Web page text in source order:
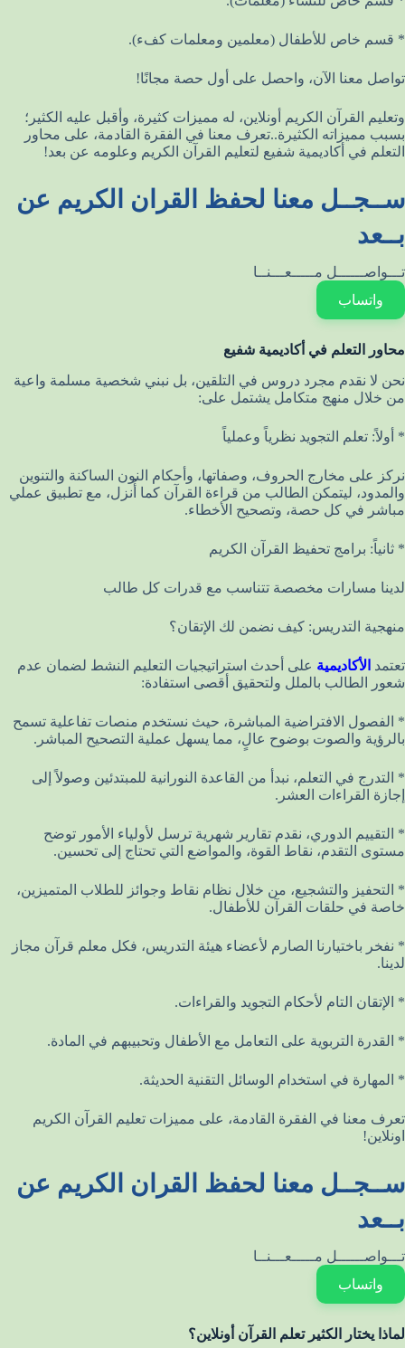
* قسم خاص للأطفال (معلمين ومعلمات كفء).
تواصل معنا الآن، واحصل على أول حصة مجانًا!
وتعليم القرآن الكريم أونلاين، له مميزات كثيرة، وأقبل عليه الكثير؛
بسبب مميزاته الكثيرة..تعرف معنا في الفقرة القادمة، على محاور
التعلم في أكاديمية شفيع لتعليم القرآن الكريم وعلومه عن بعد!
ســجــل معنا لحفظ القران الكريم عن
بــعد
تـــواصــــــل مـــــعـــنــا
واتساب
محاور التعلم في أكاديمية شفيع
نحن لا نقدم مجرد دروس في التلقين، بل نبني شخصية مسلمة واعية
من خلال منهج متكامل يشتمل على:
* أولاً: تعلم التجويد نظرياً وعملياً
نركز على مخارج الحروف، وصفاتها، وأحكام النون الساكنة والتنوين
والمدود، ليتمكن الطالب من قراءة القرآن كما أُنزل، مع تطبيق عملي
مباشر في كل حصة، وتصحيح الأخطاء.
* ثانياً: برامج تحفيظ القرآن الكريم
لدينا مسارات مخصصة تتناسب مع قدرات كل طالب
منهجية التدريس: كيف نضمن لك الإتقان؟
تعتمد الأكاديمية على أحدث استراتيجيات التعليم النشط لضمان عدم
شعور الطالب بالملل ولتحقيق أقصى استفادة:
* الفصول الافتراضية المباشرة، حيث نستخدم منصات تفاعلية تسمح
بالرؤية والصوت بوضوح عالٍ، مما يسهل عملية التصحيح المباشر.
* التدرج في التعلم، نبدأ من القاعدة النورانية للمبتدئين وصولاً إلى
إجازة القراءات العشر.
* التقييم الدوري، نقدم تقارير شهرية ترسل لأولياء الأمور توضح
مستوى التقدم، نقاط القوة، والمواضع التي تحتاج إلى تحسين.
* التحفيز والتشجيع، من خلال نظام نقاط وجوائز للطلاب المتميزين،
خاصة في حلقات القرآن للأطفال.
* نفخر باختيارنا الصارم لأعضاء هيئة التدريس، فكل معلم قرآن مجاز
لدينا.
* الإتقان التام لأحكام التجويد والقراءات.
* القدرة التربوية على التعامل مع الأطفال وتحبيبهم في المادة.
* المهارة في استخدام الوسائل التقنية الحديثة.
تعرف معنا في الفقرة القادمة، على مميزات تعليم القرآن الكريم
اونلاين!
ســجــل معنا لحفظ القران الكريم عن
بــعد
تـــواصــــــل مـــــعـــنــا
واتساب
لماذا يختار الكثير تعلم القرآن أونلاين؟